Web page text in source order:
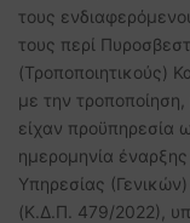
τους
τους περί
(Τροποποιητικούς)
με την
είχαν προϋπηρεσία
ημερομηνία
Υπηρεσίας
(Κ.Δ.Π. 479/2022),